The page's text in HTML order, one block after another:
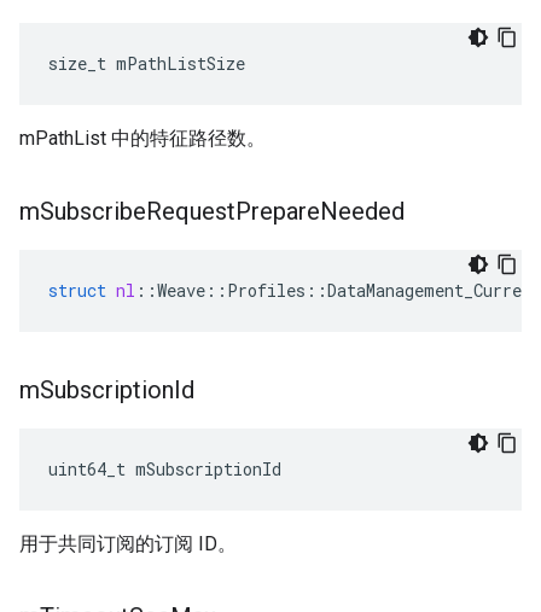
size_t mPathListSize
mPathList 中的特征路径数。
mSubscribeRequestPrepareNeeded
struct nl ::Weave :: Profiles ::DataManagement_Current
mSubscriptionId
uint64_t mSubscriptionId
用于共同订阅的订阅 ID。